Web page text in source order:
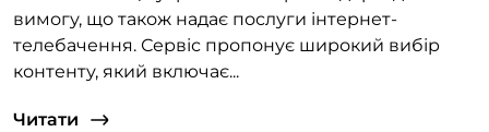
вимогу, що також надає послуги інтернет-
телебачення. Сервіс пропонує широкий вибір
контенту, який включає...
Читати